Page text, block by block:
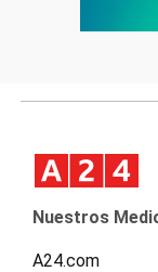
Nuestros
A24.com